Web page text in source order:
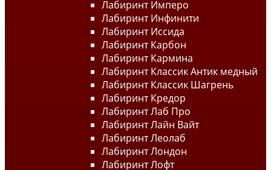
Лабиринт Имперо
Лабиринт Инфинити
Лабиринт Иссида
Лабиринт Карбон
Лабиринт Кармина
Лабиринт Классик Антик медный
Лабиринт Классик Шагрень
Лабиринт Кредор
Лабиринт Лаб Про
Лабиринт Лайн Вайт
Лабиринт Леолаб
Лабиринт Лондон
Лабиринт Лофт